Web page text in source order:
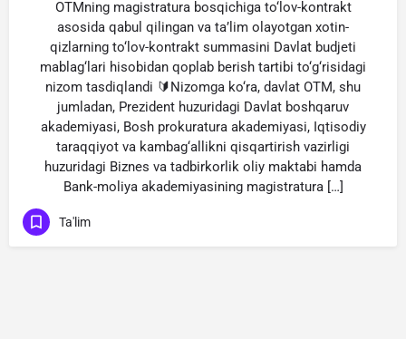
OTMning magistratura bosqichiga to‘lov-kontrakt
asosida qabul qilingan va ta’lim olayotgan xotin-
qizlarning to‘lov-kontrakt summasini Davlat budjeti
mablag‘lari hisobidan qoplab berish tartibi to‘g‘risidagi
nizom tasdiqlandi 🔰Nizomga ko‘ra, davlat OTM, shu
jumladan, Prezident huzuridagi Davlat boshqaruv
akademiyasi, Bosh prokuratura akademiyasi, Iqtisodiy
taraqqiyot va kambag‘allikni qisqartirish vazirligi
huzuridagi Biznes va tadbirkorlik oliy maktabi hamda
Bank-moliya akademiyasining magistratura […]
Ta'lim